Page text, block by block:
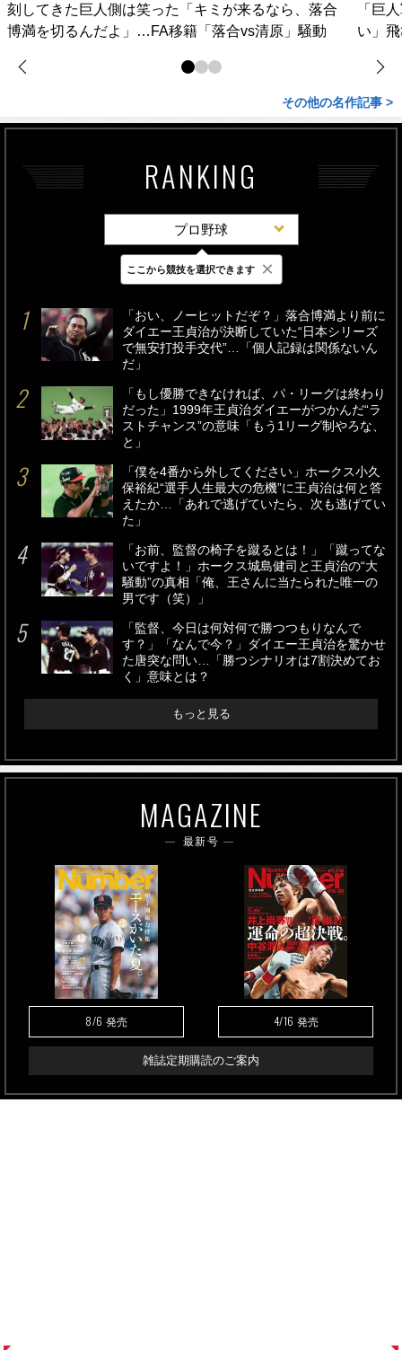
刻してきた巨人側は笑った「キミが来るなら、落合
博満を切るんだよ」…FA移籍「落合vs清原」騒動
「巨
い」
その他の名作記事 >
RANKING
プロ野球
最新 24時間 週間
「おい、ノーヒットだぞ？」落合博満より前に
ダイエー王貞治が決断していた“日本シリーズ
で無安打投手交代”…「個人記録は関係ないん
だ」
「もし優勝できなければ、パ・リーグは終わり
だった」1999年王貞治ダイエーがつかんだ“ラ
ストチャンス”の意味「もう1リーグ制やろな、
と」
「僕を4番から外してください」ホークス小久
保裕紀“選手人生最大の危機”に王貞治は何と答
えたか…「あれで逃げていたら、次も逃げてい
た」
「お前、監督の椅子を蹴るとは！」「蹴ってな
いですよ！」ホークス城島健司と王貞治の“大
騒動”の真相「俺、王さんに当たられた唯一の
男です（笑）」
「監督、今日は何対何で勝つつもりなんで
す？」「なんで今？」ダイエー王貞治を驚かせ
た唐突な問い…「勝つシナリオは7割決めてお
く」意味とは？
もっと見る
MAGAZINE
最新号
8/6 発売 4/16 発売
雑誌定期購読のご案内
ここから競技を選択できます ×